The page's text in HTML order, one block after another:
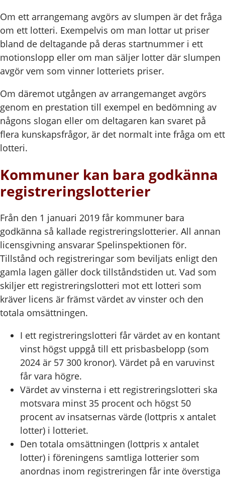
Om ett arrangemang avgörs av slumpen är det fråga
om ett lotteri. Exempelvis om man lottar ut priser
bland de deltagande på deras startnummer i ett
motionslopp eller om man säljer lotter där slumpen
avgör vem som vinner lotteriets priser.
Om däremot utgången av arrangemanget avgörs
genom en prestation till exempel en bedömning av
någons slogan eller om deltagaren kan svaret på
flera kunskapsfrågor, är det normalt inte fråga om ett
lotteri.
Kommuner kan bara godkänna
registreringslotterier
Från den 1 januari 2019 får kommuner bara
godkänna så kallade registreringslotterier. All annan
licensgivning ansvarar Spelinspektionen för.
Tillstånd och registreringar som beviljats enligt den
gamla lagen gäller dock tillståndstiden ut. Vad som
skiljer ett registreringslotteri mot ett lotteri som
kräver licens är främst värdet av vinster och den
totala omsättningen.
I ett registreringslotteri får värdet av en kontant
vinst högst uppgå till ett prisbasbelopp (som
2024 är 57 300 kronor). Värdet på en varuvinst
får vara högre.
Värdet av vinsterna i ett registreringslotteri ska
motsvara minst 35 procent och högst 50
procent av insatsernas värde (lottpris x antalet
lotter) i lotteriet.
Den totala omsättningen (lottpris x antalet
lotter) i föreningens samtliga lotterier som
anordnas inom registreringen får inte överstiga